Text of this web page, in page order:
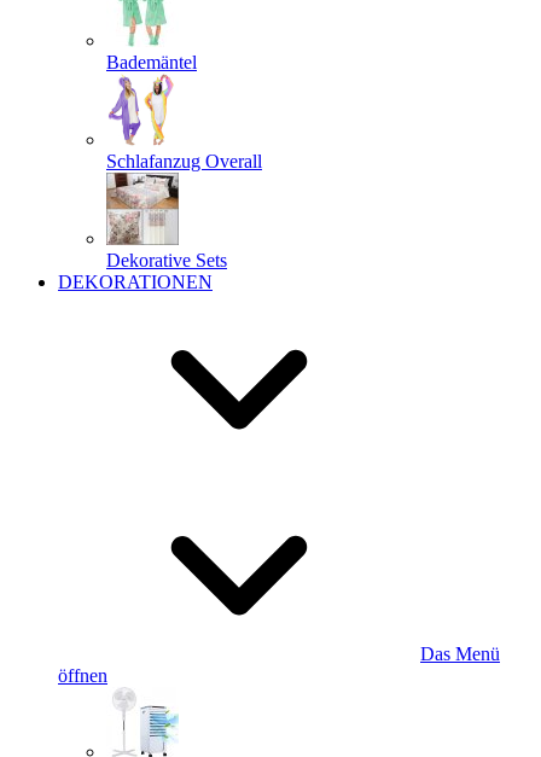
Bademäntel
Schlafanzug Overall
Dekorative Sets
DEKORATIONEN
Das Menü
öffnen